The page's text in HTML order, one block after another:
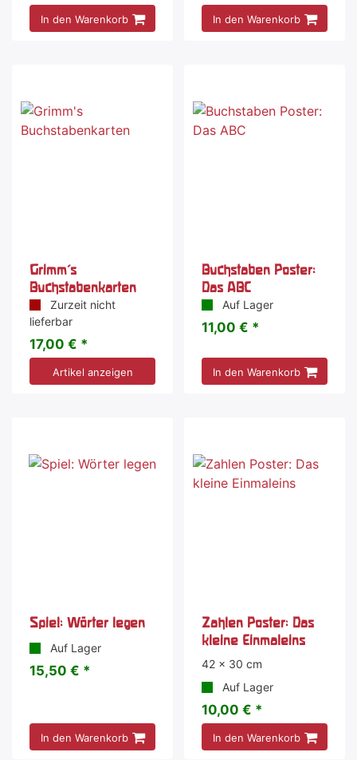
In den Warenkorb In den Warenkorb
Grimm's
Buchstabenkarten
Zurzeit nicht
lieferbar
17,00 € *
Artikel anzeigen
Buchstaben Poster:
Das ABC
Auf Lager
11,00 € *
In den Warenkorb
Spiel: Wörter legen
Auf Lager
15,50 € *
In den Warenkorb
Zahlen Poster: Das
kleine Einmaleins
42 x 30 cm
Auf Lager
10,00 € *
In den Warenkorb